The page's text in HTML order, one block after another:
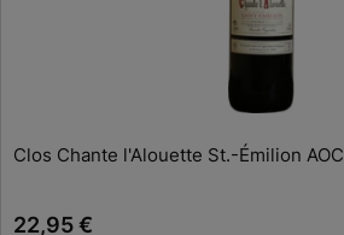
Clos Chante l'Alouette St.-Émilion AOC
22,95 €